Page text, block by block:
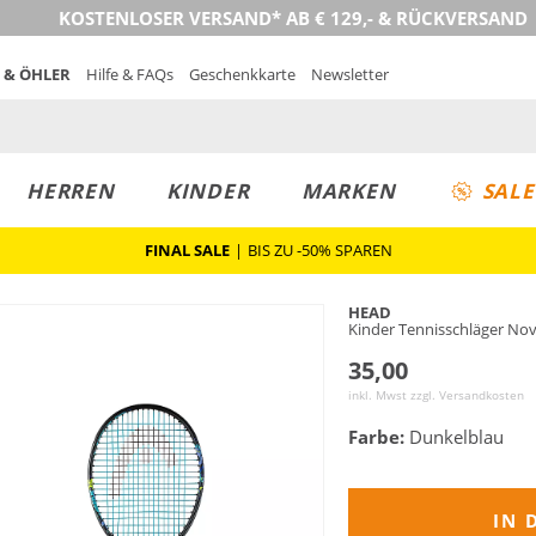
KOSTENLOSER VERSAND* AB € 129,- & RÜCKVERSAND
ÖHLER Hilfe & FAQs Geschenkkarte Newsletter
HERREN KINDER MARKEN SALE
FINAL SALE | BIS ZU -50% SPAREN
HEAD
Kinder Tennisschläger
35,00
inkl. Mwst zzgl. Versandkosten
Farbe: Dunkelblau
IN